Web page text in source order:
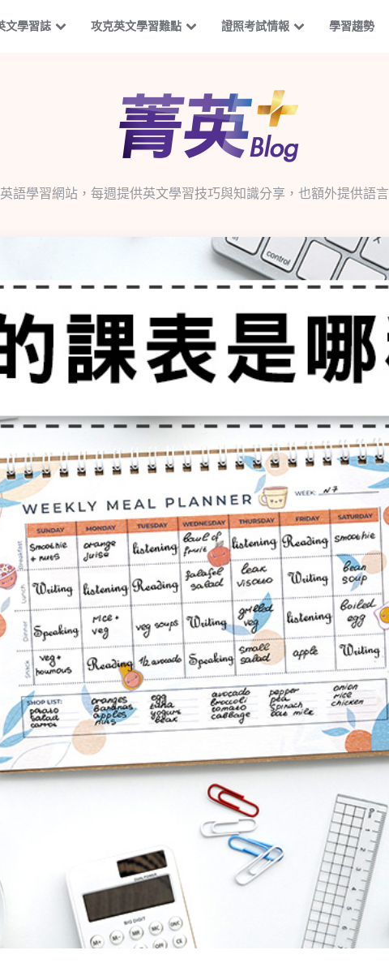
文學習誌 攻克英文學習難點 證照考試情報 學習趨勢
語學習網站，每週提供英文學習技巧與知識分享，也額外提供語